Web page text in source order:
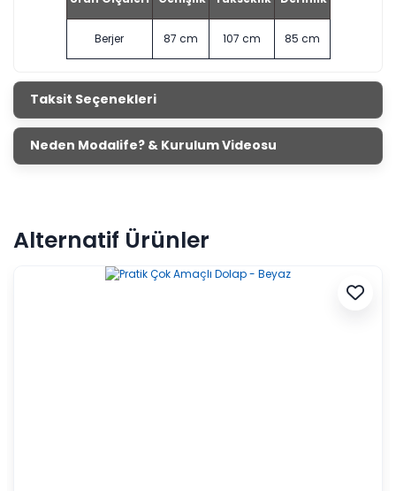
Berjer 87 cm 107 cm 85 cm
Taksit Seçenekleri
Neden Modalife? & Kurulum Videosu
Alternatif Ürünler